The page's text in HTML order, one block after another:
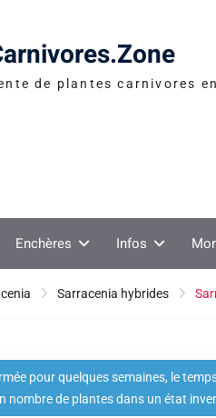
de plantes carnivores
Enchères Infos
Sarracenia hybrides
pour quelques semaines, le
nombre de plantes dans un état